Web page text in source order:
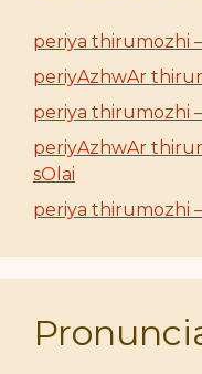
periya thirumozhi
periyAzhwAr
periya thirumozhi –
periyAzhwAr
sOlai
periya thirumozhi